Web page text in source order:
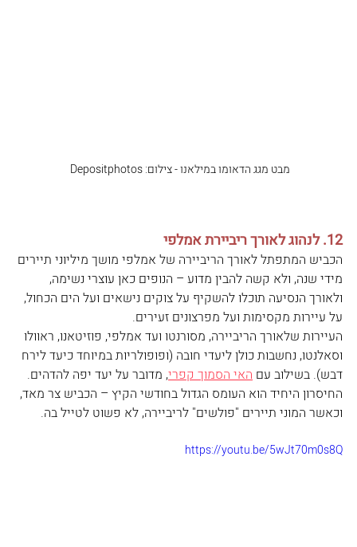
מבט מגג הדאומו במילאנו - צילום: Depositphotos
12. לנהוג לאורך ריביירת אמלפי
הכביש המתפתל לאורך הריביירה של אמלפי מושך מיליוני תיירים
מידי שנה, ולא קשה להבין מדוע – הנופים כאן עוצרי נשימה,
ולאורך הנסיעה תוכלו להשקיף על צוקים נישאים ועל הים הכחול,
על עיירות מקסימות ועל מפרצונים זעירים.
העיירות שלאורך הריביירה, מסורנטו ועד אמלפי, פוזיטאנו, ראוולו
וסאלנטו, נחשבות כולן ליעדי חובה (ופופולריות במיוחד כיעד לירח
דבש). בשילוב עם האי הסמוך קפרי, מדובר על יעד יפה להדהים.
החיסרון היחיד הוא העומס הגדול בחודשי הקיץ – הכביש צר מאד,
וכאשר המוני תיירים "פולשים" לריביירה, לא פשוט לטייל בה.
https://youtu.be/5wJt70m0s8Q